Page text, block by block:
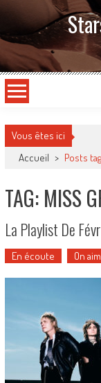
Vous êtes ici
Accueil > Posts
TAG: MISS
La Playlist De
En écoute On